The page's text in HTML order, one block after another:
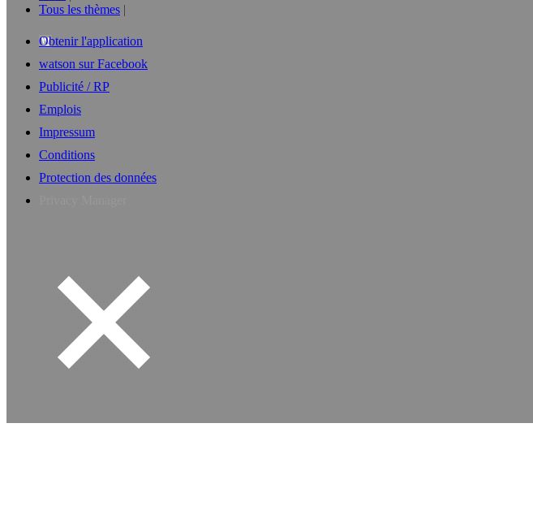
Tous les thèmes
Obtenir l'application
watson sur Facebook
Publicité / RP
Emplois
Impressum
Conditions
Protection des données